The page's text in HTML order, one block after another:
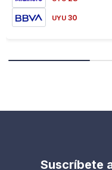
UYU 30
Suscríbete